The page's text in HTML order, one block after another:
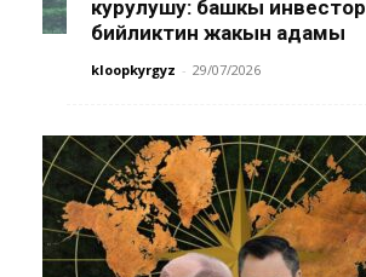
курулушу: башкы инвестор
бийликтин жакын адамы
kloopkyrgyz - 29/07/2026